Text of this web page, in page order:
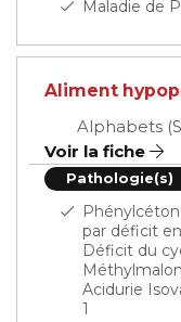
Maladie de
Aliment
Alphabets
Voir la fiche
Pathologie(s)
par déficit
Déficit du
Acidurie
1